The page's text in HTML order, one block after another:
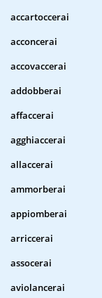
accartoccerai
acconcerai
accovaccerai
addobberai
affaccerai
agghiaccerai
allaccerai
ammorberai
appiomberai
arriccerai
assocerai
aviolancerai